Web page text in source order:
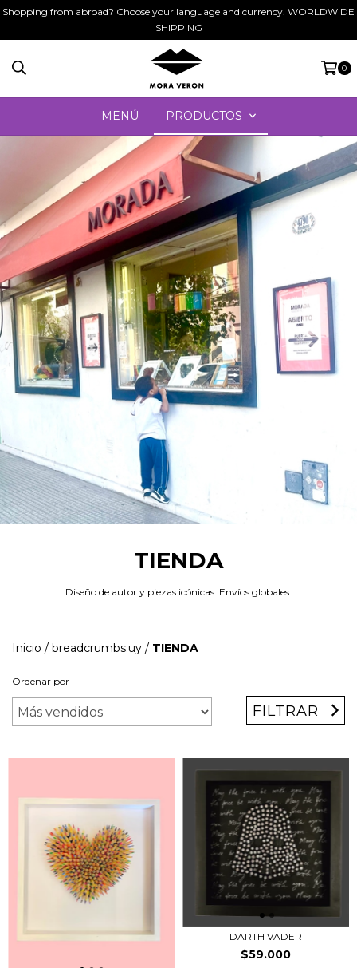
Shopping from abroad? Choose your language and currency. WORLDWIDE
SHIPPING
0
MENÚ PRODUCTOS
TIENDA
Diseño de autor y piezas icónicas. Envíos globales.
Inicio / breadcrumbs.uy / TIENDA
Ordenar por
FILTRAR
DARTH VADER
$59.000